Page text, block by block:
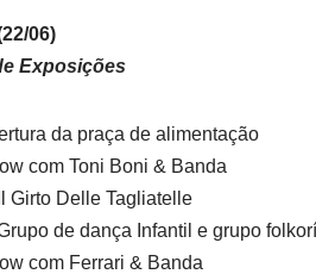
06)
Exposições
da praça de alimentação
com Toni Boni & Banda
Girto Delle Tagliatelle
de dança Infantil e grupo
com Ferrari & Banda